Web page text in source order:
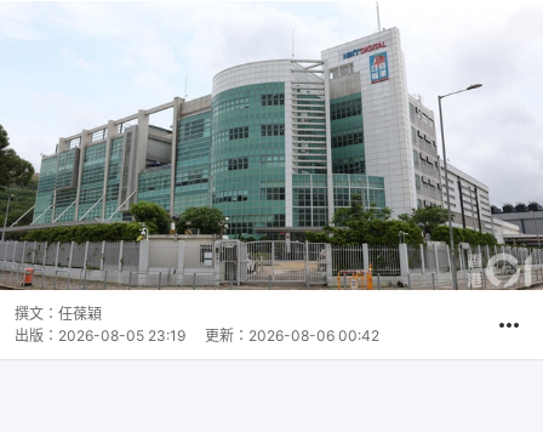
撰文： 任葆穎
出版： 2026-08-05 23:19 更新： 2026-08-06 00:42